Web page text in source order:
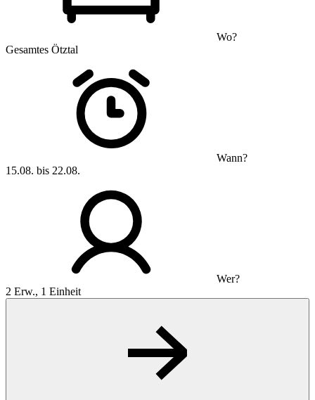
Wo?
Gesamtes Ötztal
Wann?
15.08. bis 22.08.
Wer?
2 Erw., 1 Einheit